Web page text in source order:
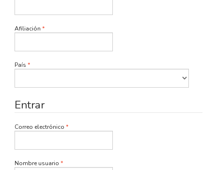
Afiliación *Obligatorio
País *Obligatorio
Entrar
Correo electrónico *Obligatorio
Nombre usuario *Obligatorio